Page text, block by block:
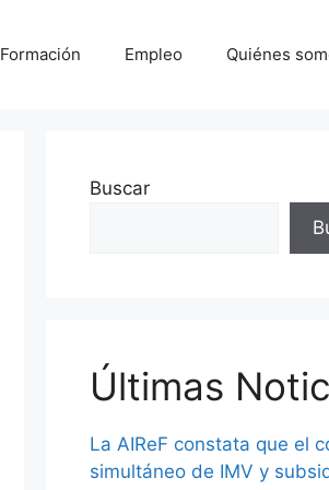
Formación Empleo Quiénes
Buscar
Últimas
La AIReF constata que el
simultáneo de IMV y